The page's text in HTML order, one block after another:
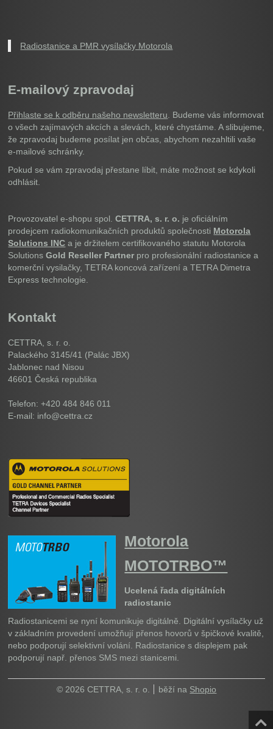
Radiostanice a PMR vysílačky Motorola
E-mailový zpravodaj
Přihlaste se k odběru našeho newsletteru . Budeme vás informovat
o všech zajímavých akcích a slevách, které chystáme. A slibujeme,
že zpravodaj budeme posílat jen občas, abychom nezahltili vaše
e-mailové schránky.
Pokud se vám zpravodaj přestane líbit, máte možnost se kdykoli
odhlásit.
Provozovatel e-shopu spol.CETTRA, s. r. o. je oficiálním
prodejcem radiokomunikačních produktů společnosti Motorola
Solutions INC a je držitelem certifikovaného statutu Motorola
SolutionsGold Reseller Partner pro profesionální radiostanice a
komerční vysilačky, TETRA koncová zařízení a TETRA Dimetra
Express technologie.
Kontakt
CETTRA, s. r. o.
Palackého 3145/41 (Palác JBX)
Jablonec nad Nisou
46601Česká republika
Telefon: +420 484 846 011
E-mail: info@cettra.cz
Motorola
MOTOTRBO™
Ucelená řada digitálních
radiostanic
Radiostanicemi se nyní komunikuje digitálně. Digitální vysílačky už
v základním provedení umožňují přenos hovorů v špičkové kvalitě,
nebo podporují selektivní volání. Radiostanice s displejem pak
podporují např. přenos SMS mezi stanicemi.
© 2026 CETTRA, s. r. o. běží na Shopio